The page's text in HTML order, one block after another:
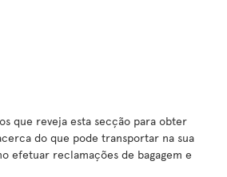
que reveja esta secção para obter
do que pode transportar na sua
efetuar reclamações de bagagem e